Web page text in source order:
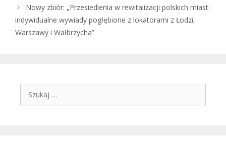
Nowy zbiór: „Przesiedlenia w rewitalizacji polskich miast:
indywidualne wywiady pogłębione z lokatorami z Łodzi,
Warszawy i Wałbrzycha”
Szukaj: